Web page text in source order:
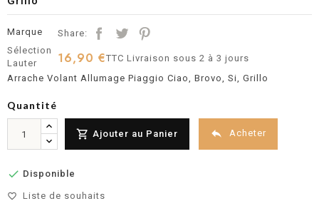
Marque
Sélection
Lauter
Share:
16,90 €TTCLivraison sous 2 à 3 jours
Arrache Volant Allumage Piaggio Ciao, Brovo, Si, Grillo
Quantité
 Ajouter au Panier  Acheter
 Disponible
favorite_border Liste de souhaits